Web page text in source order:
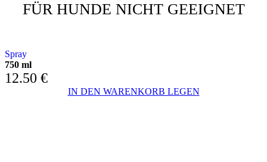
FÜR HUNDE NICHT GEEIGNET
Spray
750 ml
12.50 €
IN DEN WARENKORB LEGEN